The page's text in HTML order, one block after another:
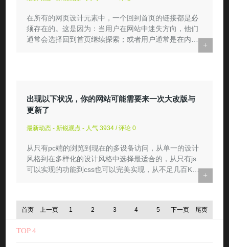
在所有的网页设计元素中，一个回到首页的链接都是必
须存在的。这是因为：当用户在网站中迷失方向，他们
通常会选择回到首页继续探索；或者用户通常是在内页
+
出现以下状况，你的网站可能需要来一次大改版与
更新了
最新动态 - 新锐观点 - 人气 3934 / 评论 0
从只有pc端的浏览到现在的多设备访问，从单一的设计
风格到在多样化的设计风格中选择最适合的，从只有js
可以实现的功能到css也可以完美实现，从不足几百KB
+
首页 上一页 1 2 3 4 5 下一页 尾页
TOP 4